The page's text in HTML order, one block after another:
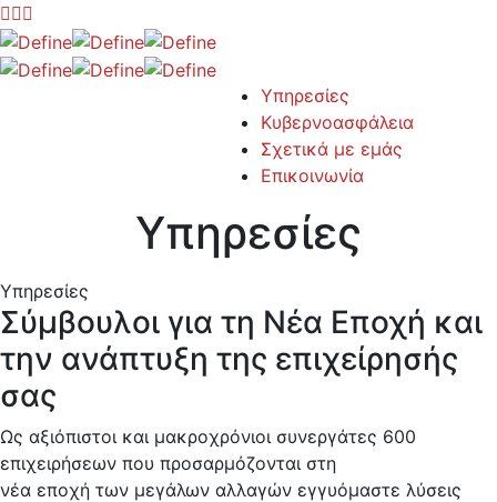
Υπηρεσίες
Κυβερνοασφάλεια
Σχετικά με εμάς
Επικοινωνία
Υπηρεσίες
Υπηρεσίες
Σύμβουλοι για τη Νέα Εποχή και
την ανάπτυξη της επιχείρησής
σας
Ως αξιόπιστοι και μακροχρόνιοι συνεργάτες 600
επιχειρήσεων που προσαρμόζονται στη
νέα εποχή των μεγάλων αλλαγών εγγυόμαστε λύσεις